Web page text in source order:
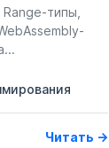
типы,
Читать →